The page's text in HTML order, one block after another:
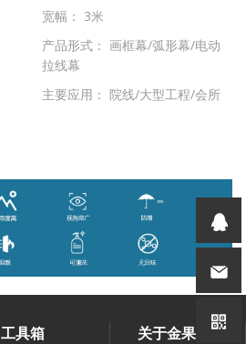
宽幅： 3米
产品形式： 画框幕/弧形幕/电动
拉线幕
主要应用： 院线/大型工程/会所
工具箱 关于金果